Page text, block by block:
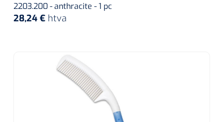
Alginates
Dissolvant de couche adhésive
2203.200 - anthracite - 1 pc
28,24 € htva